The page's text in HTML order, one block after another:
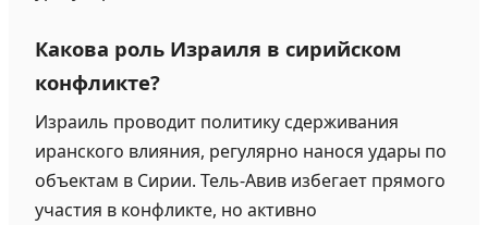
Какова роль Израиля в сирийском
конфликте?
Израиль проводит политику сдерживания
иранского влияния, регулярно нанося удары по
объектам в Сирии. Тель-Авив избегает прямого
участия в конфликте, но активно